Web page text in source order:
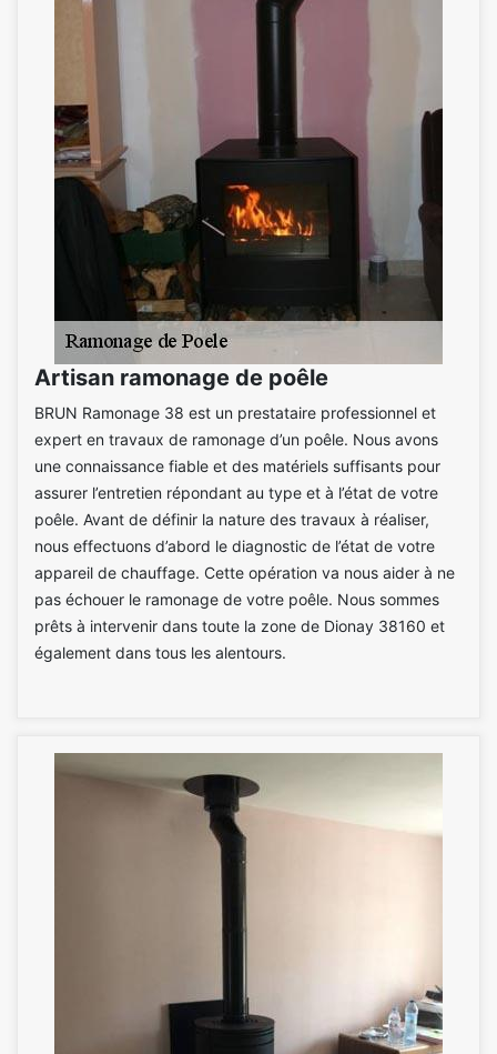
Artisan ramonage de poêle
BRUN Ramonage 38 est un prestataire professionnel et
expert en travaux de ramonage d’un poêle. Nous avons
une connaissance fiable et des matériels suffisants pour
assurer l’entretien répondant au type et à l’état de votre
poêle. Avant de définir la nature des travaux à réaliser,
nous effectuons d’abord le diagnostic de l’état de votre
appareil de chauffage. Cette opération va nous aider à ne
pas échouer le ramonage de votre poêle. Nous sommes
prêts à intervenir dans toute la zone de Dionay 38160 et
également dans tous les alentours.